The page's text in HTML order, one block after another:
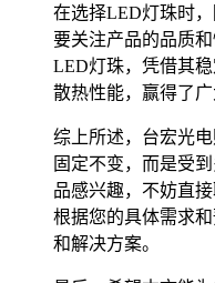
在选择LED灯珠时
要关注产品的品质
LED灯珠，凭借其
散热性能，赢得了广
综上所述，台宏光
固定不变，而是受
品感兴趣，不妨直
根据您的具体需求
和解决方案。